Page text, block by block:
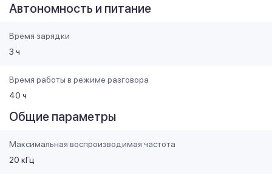
Автономность и питание
Время зарядки
3 ч
Время работы в режиме разговора
40 ч
Общие параметры
Максимальная воспроизводимая частота
20 кГц